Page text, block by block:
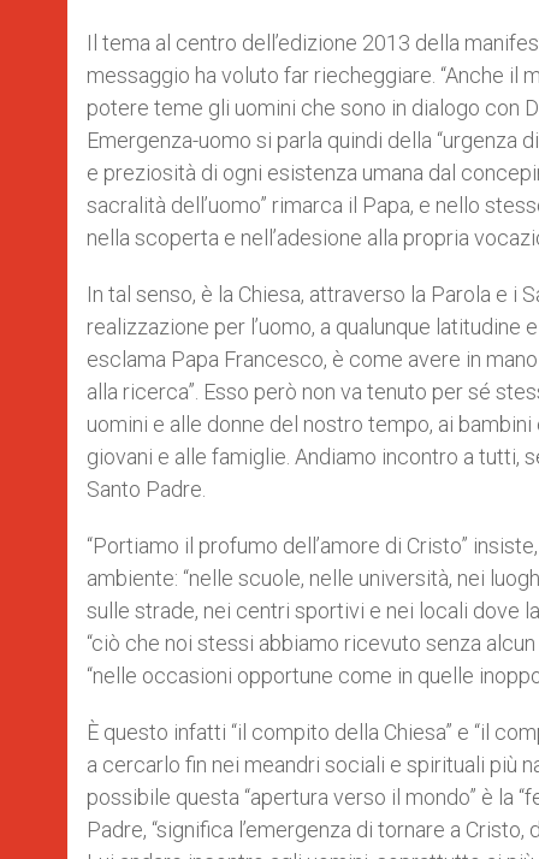
Il tema al centro dell’edizione 2013 della
messaggio ha voluto far riecheggiare. “Anche il
potere teme gli uomini che sono in dialogo con
Emergenza-uomo si parla quindi della “urgenza
e preziosità di ogni esistenza umana dal
sacralità dell’uomo” rimarca il Papa, e nello
nella scoperta e nell’adesione alla propria
In tal senso, è la Chiesa, attraverso la Parola e i
realizzazione per l’uomo, a qualunque latitudine
esclama Papa Francesco, è come avere in
alla ricerca”. Esso però non va tenuto per sé
uomini e alle donne del nostro tempo, ai bambini
giovani e alle famiglie. Andiamo incontro a tutti,
Santo Padre.
“Portiamo il profumo dell’amore di Cristo”
ambiente: “nelle scuole, nelle università, nei
sulle strade, nei centri sportivi e nei locali dove
“ciò che noi stessi abbiamo ricevuto senza
“nelle occasioni opportune come in quelle
È questo infatti “il compito della Chiesa” e “il
a cercarlo fin nei meandri sociali e spirituali più
possibile questa “apertura verso il mondo” è la
Padre, “significa l’emergenza di tornare a